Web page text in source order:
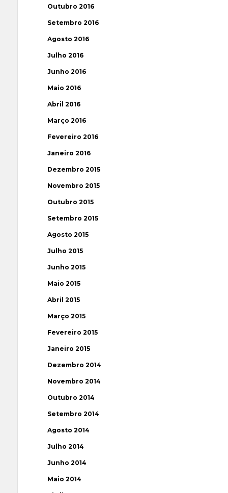
Outubro 2016
Setembro 2016
Agosto 2016
Julho 2016
Junho 2016
Maio 2016
Abril 2016
Março 2016
Fevereiro 2016
Janeiro 2016
Dezembro 2015
Novembro 2015
Outubro 2015
Setembro 2015
Agosto 2015
Julho 2015
Junho 2015
Maio 2015
Abril 2015
Março 2015
Fevereiro 2015
Janeiro 2015
Dezembro 2014
Novembro 2014
Outubro 2014
Setembro 2014
Agosto 2014
Julho 2014
Junho 2014
Maio 2014